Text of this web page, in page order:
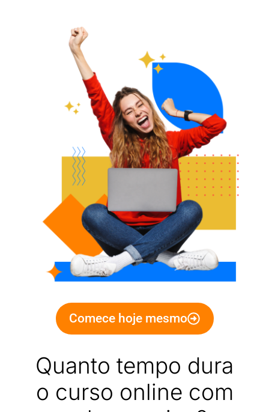
Comece hoje mesmo
Quanto tempo dura
o curso online com